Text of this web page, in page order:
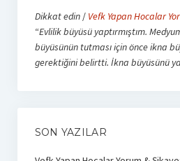
Dikkat edin/ Vefk Yapan Hocalar
“Evlilik büyüsü yaptırmıştım.
büyüsünün tutması için önce ikna
gerektiğini belirtti. İkna büyüsünü
SON YAZILAR